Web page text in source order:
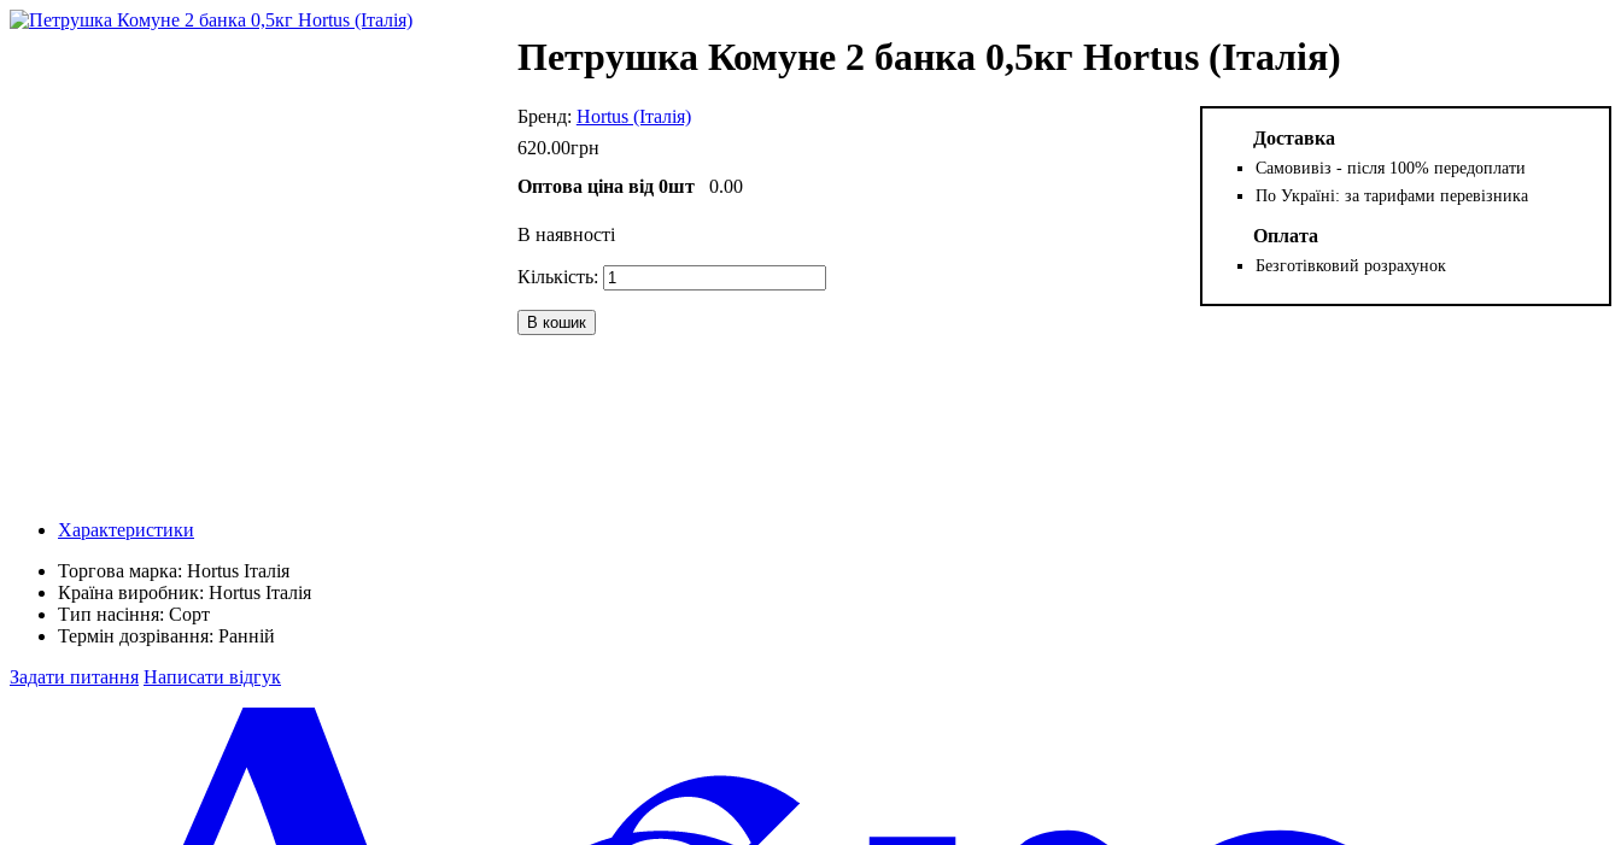
Петрушка Комуне 2 банка 0,5кг Hortus (Італія)
Hortus (Італія)
620.00грн
Оптова ціна від 0шт
0.00
В наявності
В кошик
Доставка
Самовивіз - після 100% передоплати
По Україні: за тарифами перевізника
Оплата
Безготівковий розрахунок
Характеристики
Торгова марка: Hortus Італія
Країна виробник: Hortus Італія
Тип насіння: Сорт
Термін дозрівання: Ранній
Задати питання Написати відгук